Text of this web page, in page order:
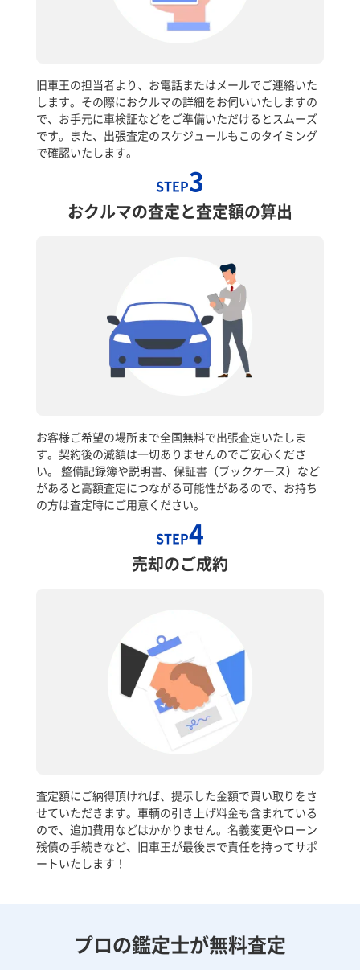
旧車王の担当者より、お電話またはメールでご連絡いた
します。その際におクルマの詳細をお伺いいたしますの
で、お手元に車検証などをご準備いただけるとスムーズ
です。また、出張査定のスケジュールもこのタイミング
で確認いたします。
STEP3
おクルマの査定と査定額の算出
お客様ご希望の場所まで全国無料で出張査定いたしま
す。契約後の減額は一切ありませんのでご安心くださ
い。 整備記録簿や説明書、保証書（ブックケース）など
があると高額査定につながる可能性があるので、お持ち
の方は査定時にご用意ください。
STEP4
売却のご成約
査定額にご納得頂ければ、提示した金額で買い取りをさ
せていただきます。車輌の引き上げ料金も含まれている
ので、追加費用などはかかりません。名義変更やローン
残債の手続きなど、旧車王が最後まで責任を持ってサポ
ートいたします！
プロの鑑定士が無料査定